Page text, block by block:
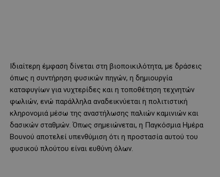
Ιδιαίτερη έμφαση δίνεται στη βιοποικιλότητα, με δράσεις
όπως η συντήρηση φυσικών πηγών, η δημιουργία
καταφυγίων για νυχτερίδες και η τοποθέτηση τεχνητών
φωλιών, ενώ παράλληλα αναδεικνύεται η πολιτιστική
κληρονομιά μέσω της αναστήλωσης παλιών καμινιών και
δασικών σταθμών. Όπως σημειώνεται, η Παγκόσμια Ημέρα
Βουνού αποτελεί υπενθύμιση ότι η προστασία αυτού του
φυσικού πλούτου είναι ευθύνη όλων.